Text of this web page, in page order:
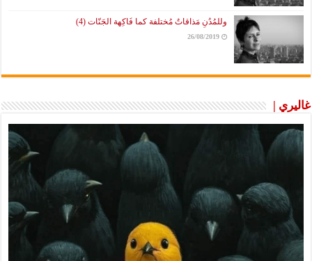
وللمُدُنِ مَذاقاتٌ مُختلفة كما فَاكِهة الجَنّات (4)
26/08/2019
غاليري |